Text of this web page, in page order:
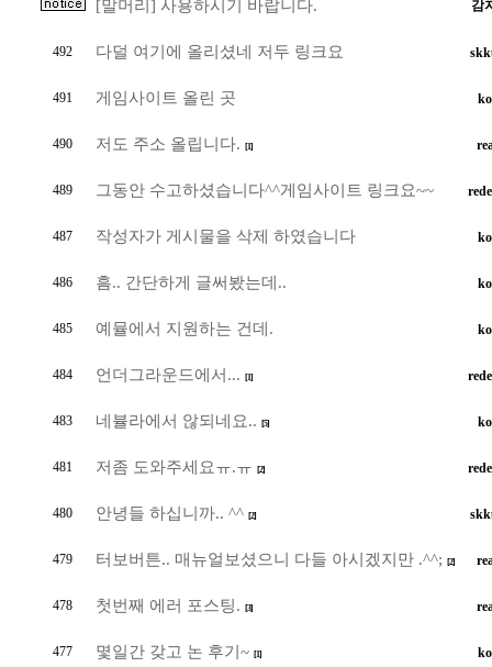
[말머리] 사용하시기 바랍니다. 감
492 다덜 여기에 올리셨네 저두 링크요
491 게임사이트 올린 곳
490 저도 주소 올립니다. [1]
489 그동안 수고하셨습니다^^게임사이트 링크요~~
487 작성자가 게시물을 삭제 하였습니다
486 흠.. 간단하게 글써봤는데..
485 예뮬에서 지원하는 건데.
484 언더그라운드에서... [1]
483 네뷸라에서 않되네요.. [5]
481 저좀 도와주세요ㅠ.ㅠ [2]
480 안녕들 하십니까.. ^^ [2]
479 터보버튼.. 매뉴얼보셨으니 다들 아시겠지만 .^^; [2]
478 첫번째 에러 포스팅. [3]
477 몇일간 갖고 논 후기~ [1]